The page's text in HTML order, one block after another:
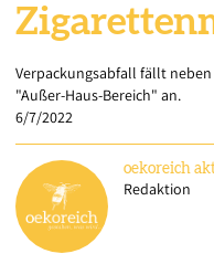
Verpackungsabfall fällt
"Außer-Haus-Bereich" an.
6/7/2022
oekoreich
Redaktion